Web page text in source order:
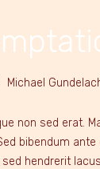
Michael
non sed erat.
bibendum
hendrerit